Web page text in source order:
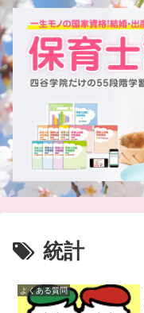
統計
よくある質問